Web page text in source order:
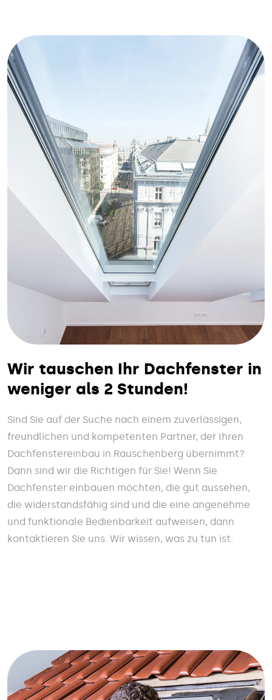
Wir tauschen Ihr Dachfenster in
weniger als 2 Stunden!
Sind Sie auf der Suche nach einem zuverlässigen,
freundlichen und kompetenten Partner, der Ihren
Dachfenstereinbau in Rauschenberg übernimmt?
Dann sind wir die Richtigen für Sie! Wenn Sie
Dachfenster einbauen möchten, die gut aussehen,
die widerstandsfähig sind und die eine angenehme
und funktionale Bedienbarkeit aufweisen, dann
kontaktieren Sie uns. Wir wissen, was zu tun ist.